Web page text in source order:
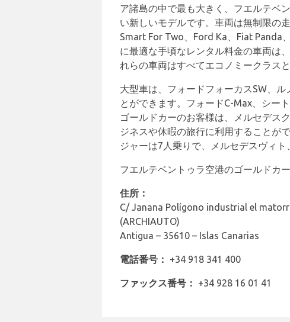
ア諸島の中で最も大きく、フエルテベ
い新しいモデルです。車両は無制限の
Smart For Two、Ford Ka、Fiat Panda
に最適な手頃なレンタル料金の車両は
れらの車両はすべてエコノミークラス
大型車は、フォードフォーカスSW、
とができます。フォードC-Max、シー
ゴールドカーのお客様は、メルセデス
ジネスや休暇の旅行に利用することが
ジャーは7人乗りで、メルセデスヴィ
フエルテベントゥラ空港のゴールドカ
住所：
C/ Janana Polígono industrial el
(ARCHIAUTO)
Antigua – 35610 – Islas Canarias
電話番号： +34 918 341 400
ファックス番号： +34 928 16 01 41